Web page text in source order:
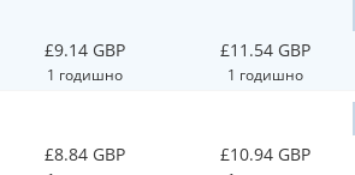
£9.14 GBP
1 годишно
£11.54 GBP
1 годишно
£8.84 GBP £10.94 GBP